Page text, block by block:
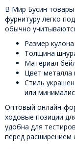
В Мир Бусин
фурнитуру легко
обычно
Размер
Толщина
Материал
Цвет металла
Стиль
или
Оптовый онлайн-
ходовые позиции
удобна для
перед расширением